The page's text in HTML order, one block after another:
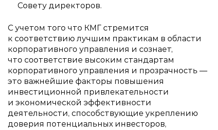
Совету директоров.
С учетом того что КМГ стремится
к соответствию лучшим практикам в области
корпоративного управления и сознает,
что соответствие высоким стандартам
корпоративного управления и прозрачность —
это важнейшие факторы повышения
инвестиционной привлекательности
и экономической эффективности
деятельности, способствующие укреплению
доверия потенциальных инвесторов,